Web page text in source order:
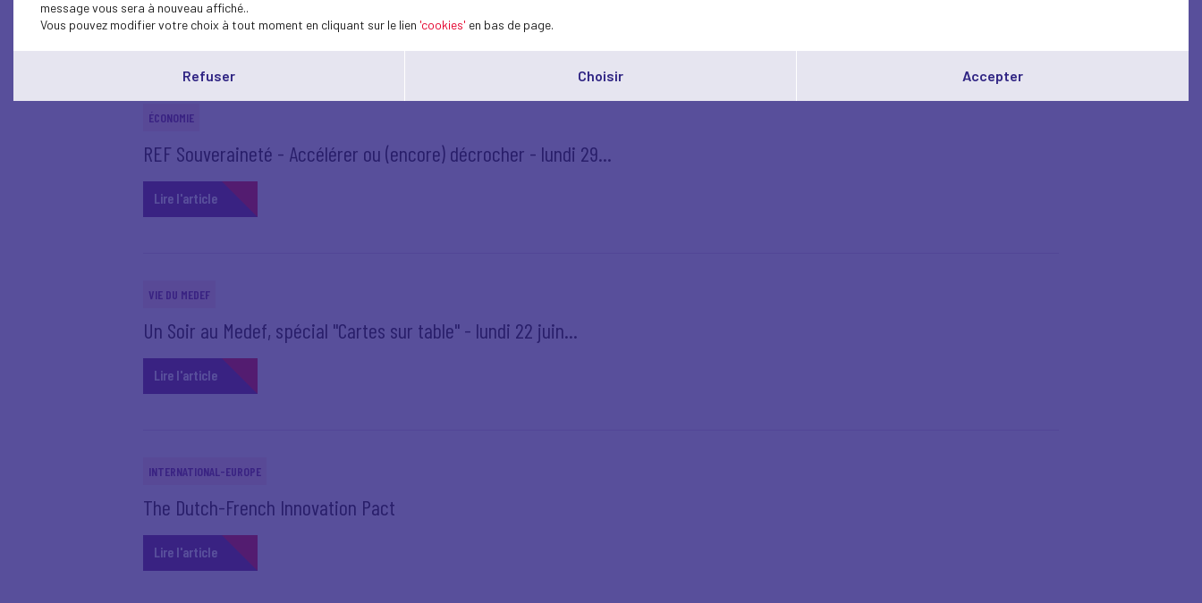
Lire l'article
ÉCONOMIE
REF Souveraineté - Accélérer ou (encore) décrocher - lundi 29...
Lire l'article
VIE DU MEDEF
Un Soir au Medef, spécial "Cartes sur table" - lundi 22 juin...
Lire l'article
INTERNATIONAL-EUROPE
The Dutch-French Innovation Pact
Lire l'article
message vous sera à nouveau affiché..
Vous pouvez modifier votre choix à tout moment en cliquant sur le lien 'cookies' en bas de page.
Refuser Choisir Accepter